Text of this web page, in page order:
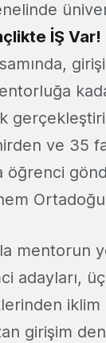
İŞ Var!
ve 35
öğrenci
mentorun
adayları,
girişim